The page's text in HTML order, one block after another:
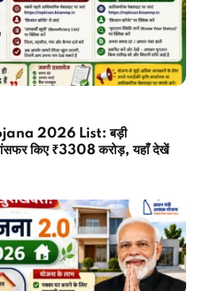
2026 List: बड़ी
किए ₹3308 करोड़, यहाँ देखें